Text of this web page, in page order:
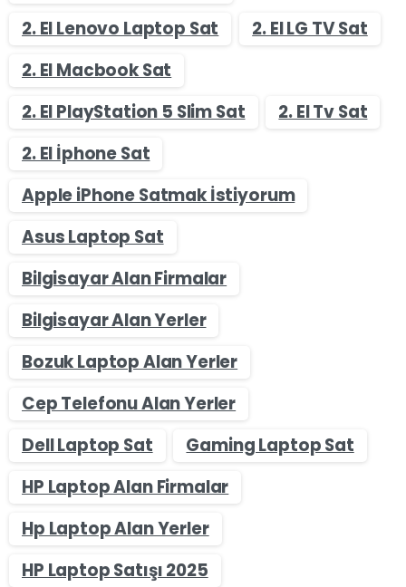
2. El Lenovo Laptop Sat
2. El LG TV Sat
2. El Macbook Sat
2. El PlayStation 5 Slim Sat
2. El Tv Sat
2. El İphone Sat
Apple iPhone Satmak İstiyorum
Asus Laptop Sat
Bilgisayar Alan Firmalar
Bilgisayar Alan Yerler
Bozuk Laptop Alan Yerler
Cep Telefonu Alan Yerler
Dell Laptop Sat
Gaming Laptop Sat
HP Laptop Alan Firmalar
Hp Laptop Alan Yerler
HP Laptop Satışı 2025